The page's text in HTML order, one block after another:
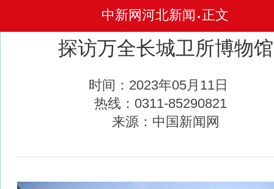
中新网河北新闻 • 正文
探访万全长城卫所博物馆
时间：2023年05月11日
热线：0311-85290821
来源：中国新闻网